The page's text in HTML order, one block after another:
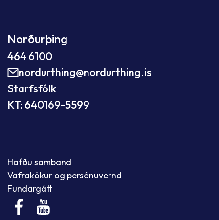
Norðurþing
464 6100
nordurthing@nordurthing.is
Starfsfólk
KT: 640169-5599
Hafðu samband
Vafrakökur og persónuvernd
Fundargátt